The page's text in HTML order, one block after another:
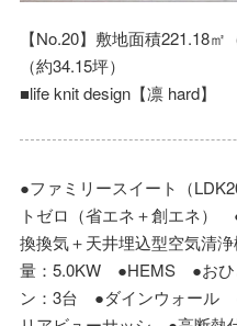
【No.20】敷地面積221.18
（約34.15坪）
■life knit design【凛 hard】
●ファミリースイート（
トゼロ（省エネ＋創エネ）
換換気＋天井埋込型空気清
量：5.0KW ●HEMS ●おひ
ン：3台 ●ダインウォール